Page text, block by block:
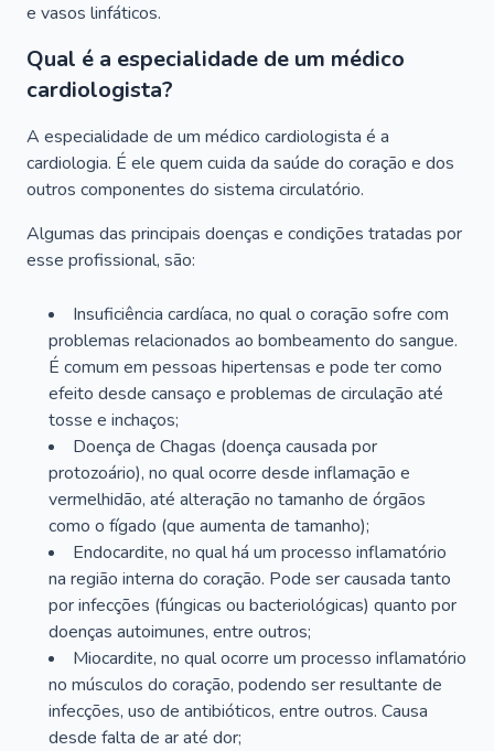
e vasos linfáticos.
Qual é a especialidade de um médico
cardiologista?
A especialidade de um médico cardiologista é a
cardiologia. É ele quem cuida da saúde do coração e dos
outros componentes do sistema circulatório.
Algumas das principais doenças e condições tratadas por
esse profissional, são:
Insuficiência cardíaca, no qual o coração sofre com
problemas relacionados ao bombeamento do sangue.
É comum em pessoas hipertensas e pode ter como
efeito desde cansaço e problemas de circulação até
tosse e inchaços;
Doença de Chagas (doença causada por
protozoário), no qual ocorre desde inflamação e
vermelhidão, até alteração no tamanho de órgãos
como o fígado (que aumenta de tamanho);
Endocardite, no qual há um processo inflamatório
na região interna do coração. Pode ser causada tanto
por infecções (fúngicas ou bacteriológicas) quanto por
doenças autoimunes, entre outros;
Miocardite, no qual ocorre um processo inflamatório
no músculos do coração, podendo ser resultante de
infecções, uso de antibióticos, entre outros. Causa
desde falta de ar até dor;